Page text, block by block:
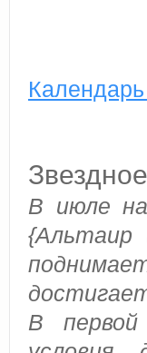
В июле на
{Альтаир
В первой